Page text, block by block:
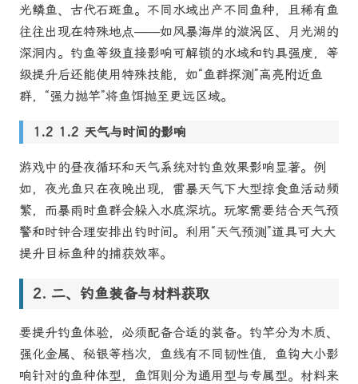
光鳞鱼、古代石斑鱼。不同水域出产不同鱼种，且稀有鱼
往往出现在特殊地点——如风暴海岸的漩涡区、月光湖的
深洞内。钓鱼等级直接影响可解锁的水域和钓具强度，等
级提升后还能使用特殊技能，如“鱼群探测”高亮附近鱼
群，“强力抛竿”将鱼饵抛至更远区域。
1.2 天气与时间的影响
游戏中的昼夜循环和天气系统对钓鱼效果影响显著。例
如，夜光鱼只在夜晚出现，雷暴天气下大型掠食鱼活动频
繁，而暴雨时鱼群会躲入水底深坑。玩家需要结合天气预
警和时钟合理安排出钓时间。利用“天气预测”道具可大大
提升目标鱼种的捕获效率。
二、钓鱼装备与材料获取
要提升钓鱼体验，必须配备合适的装备。钓竿分为木质、
强化金属、秘银等档次，鱼线有不同韧性值，鱼钩大小影
响针对的鱼种体型，鱼饵则分为通用型与专属型。材料来